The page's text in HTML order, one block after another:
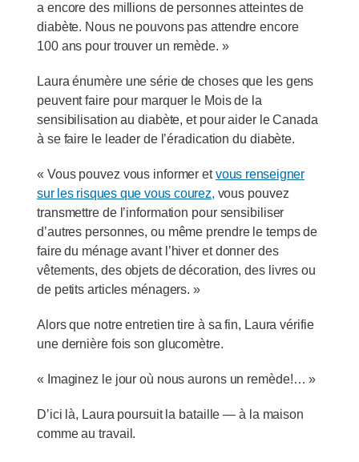
a encore des millions de personnes atteintes de
diabète. Nous ne pouvons pas attendre encore
100 ans pour trouver un remède. »
Laura énumère une série de choses que les gens
peuvent faire pour marquer le Mois de la
sensibilisation au diabète, et pour aider le Canada
à se faire le leader de l’éradication du diabète.
« Vous pouvez vous informer etvous renseigner
sur les risques que vous courez, vous pouvez
transmettre de l’information pour sensibiliser
d’autres personnes, ou même prendre le temps de
faire du ménage avant l’hiver et donner des
vêtements, des objets de décoration, des livres ou
de petits articles ménagers. »
Alors que notre entretien tire à sa fin, Laura vérifie
une dernière fois son glucomètre.
« Imaginez le jour où nous aurons un remède!… »
D’ici là, Laura poursuit la bataille — à la maison
comme au travail.